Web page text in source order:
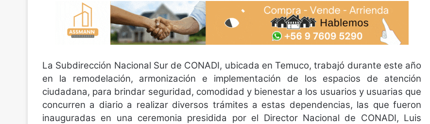
La Subdirección Nacional Sur de CONADI, ubicada en Temuco, trabajó durante este año
en la remodelación, armonización e implementación de los espacios de atención
ciudadana, para brindar seguridad, comodidad y bienestar a los usuarios y usuarias que
concurren a diario a realizar diversos trámites a estas dependencias, las que fueron
inauguradas en una ceremonia presidida por el Director Nacional de CONADI, Luis